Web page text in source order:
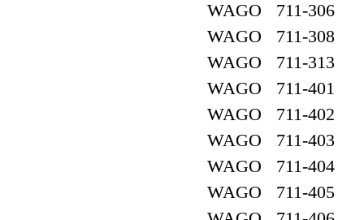
WAGO 711-306
WAGO 711-308
WAGO 711-313
WAGO 711-401
WAGO 711-402
WAGO 711-403
WAGO 711-404
WAGO 711-405